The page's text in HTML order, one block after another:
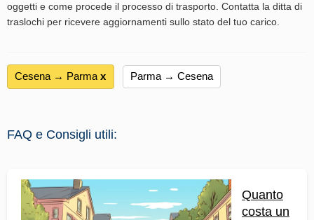
oggetti e come procede il processo di trasporto. Contatta la ditta di
traslochi per ricevere aggiornamenti sullo stato del tuo carico.
Cesena → Parma х Parma → Cesena
FAQ e Consigli utili:
Quanto
costa un